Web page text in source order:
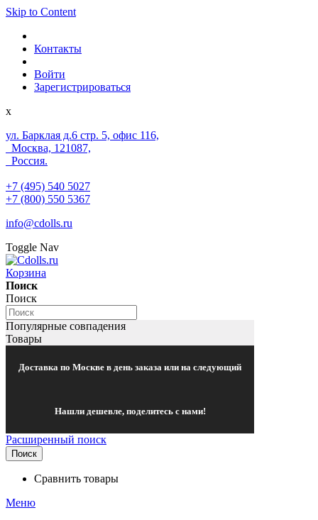
Skip to Content
Контакты
Войти
Зарегистрироваться
x
ул. Барклая д.6 стр. 5, офис 116,
Москва, 121087,
Россия.
+7 (495) 540 5027
+7 (800) 550 5367
info@cdolls.ru
Toggle Nav
Корзина
Поиск
Поиск
Популярные совпадения
Товары
Доставка по Москве в день заказа или на следующий
Нашли дешевле, поделитесь с нами!
Расширенный поиск
Поиск
Сравнить товары
Меню